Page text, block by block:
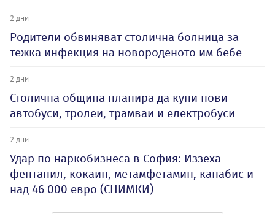
2 дни
Родители обвиняват столична болница за
тежка инфекция на новороденото им бебе
2 дни
Столична община планира да купи нови
автобуси, тролеи, трамваи и електробуси
2 дни
Удар по наркобизнеса в София: Иззеха
фентанил, кокаин, метамфетамин, канабис и
над 46 000 евро (СНИМКИ)